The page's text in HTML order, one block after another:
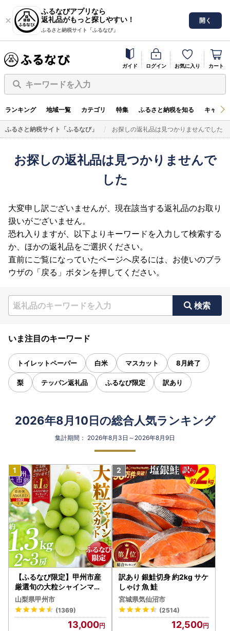
ふるなびアプリなら
返礼品がもっと探しやすい！
ふるさと納税サイト「ふるなび」
開く
ガイド ログイン お気に入り カート
キーワードを入力
ランキング 地域一覧 カテゴリ 特集 ふるさと納税を知る キャン
ふるさと納税サイト「ふるなび」 お探しの返礼品は見つかりませんでした
お探しの返礼品は見つかりませんで
した
大変申し訳ございませんが、現在該当する返礼品のお取り
扱いがございません。
恐れ入りますが、以下よりキーワードを入力して検索する
か、ほかの返礼品をご選択ください。
直前にご覧になっていたページへ戻るには、お使いのブラ
ウザの「戻る」ボタンを押してください。
検索
いま注目のキーワード
トイレットペーパー 白米 マスカット 8月終了
梨 テッパン返礼品 ふるなび限定 訳あり
2026年8月10日の総合人気ランキング
集計期間： 2026年8月3日～2026年8月9日
【ふるなび限定】甲州市産
厳選旬の大粒シャインマス
カット 約1.3kg 2～3房【2
026年発送】（MG）B12-
472 FN-Limited-VO シャ
インマスカット フルーツ
山梨県甲州市
(1369)
13,000
訳あり 銀鮭切身 約2kg サケ
しゃけ 魚 鮭
宮城県気仙沼市
(2514)
12,500